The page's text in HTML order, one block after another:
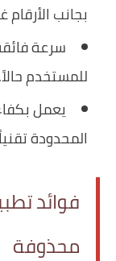
بجانب الأرقام
سرعة
للمستخدم حالاً.
يعمل
المحدودة
فوائد
‏محذوفة